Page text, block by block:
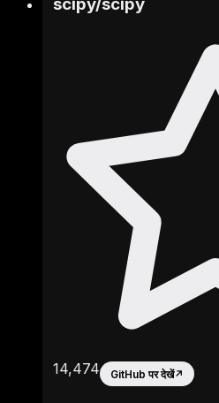
scipy/scipy
14,474 GitHub पर देखें↗